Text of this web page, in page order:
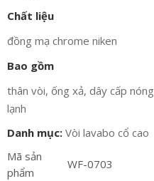
Chất liệu
đồng mạ chrome niken
Bao gồm
thân vòi, ống xả, dây cấp nóng
lạnh
Danh mục: Vòi lavabo cổ cao
Mã sản
phẩm
WF-0703